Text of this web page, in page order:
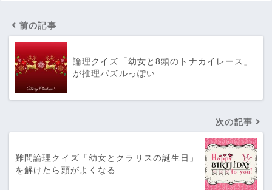
前の記事
論理クイズ「幼女と8頭のトナカイレース」
が推理パズルっぽい
次の記事
難問論理クイズ「幼女とクラリスの誕生日」
を解けたら頭がよくなる